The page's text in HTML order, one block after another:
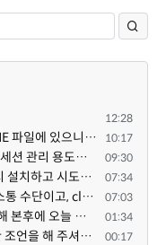
12:28
구체적인 설치 방법은 저장소의 README 파일에 있으니, 본문은 좀 덜 복잡해 보이도록^^ 줄여 보시면 어떨까... 10:17
메인 채팅방은 경량 모델 위주로 물려서 세션 관리 용도로만 쓰고, 각 기능 구현 세션은 디스코드 내의 스레... 09:30
12시간 지나서 갤럭시플립8로 카톡 다시 설치하고 시도했는데 같은 전화번호로 가입된 카카오톡이 있다고 나... 07:34
으아.. 복잡하군요.. 디스코드는 단순한 소통 수단이고, claude와 codex를 엮어서 author / reviewer를 나누... 07:03
기진님과 YJSoft님들의 댓글을 잘 음미해 본후에 오늘 이시간부터 저를 도와 주는 챗지피티와 저는 /XE 에 ... 01:34
기진곰님과 YJSoft님, 두 분 모두 귀중한 조언을 해 주셔서 진심으로 감사드립니다. 두 분의 답변을 여러 번... 00:17